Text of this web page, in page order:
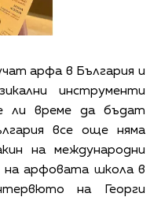
арфа в България и
инструменти
ли време да бъдат
все още няма
на международни
арфовата школа в
на Георги